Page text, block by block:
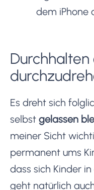
dem iPhone
Durchhalten
Es dreht sich
selbst gelassen
meiner Sicht
permanent ums
dass sich Kinder
geht natürlich